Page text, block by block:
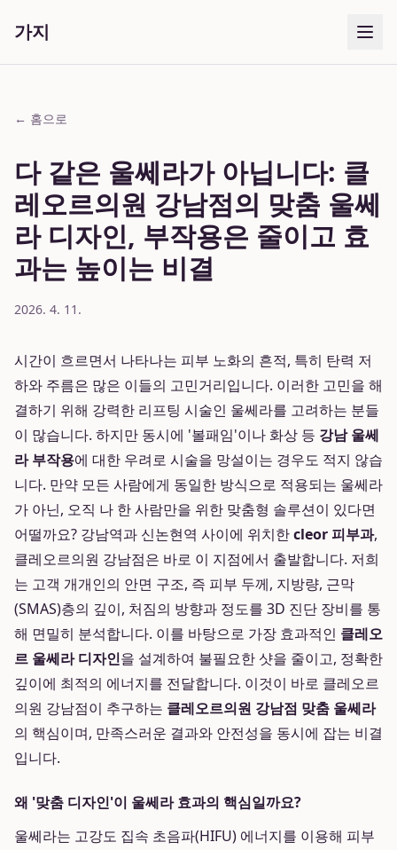
가지
← 홈으로
다 같은 울쎄라가 아닙니다: 클
레오르의원 강남점의 맞춤 울쎄
라 디자인, 부작용은 줄이고 효
과는 높이는 비결
2026. 4. 11.
시간이 흐르면서 나타나는 피부 노화의 흔적, 특히 탄력 저
하와 주름은 많은 이들의 고민거리입니다. 이러한 고민을 해
결하기 위해 강력한 리프팅 시술인 울쎄라를 고려하는 분들
이 많습니다. 하지만 동시에 '볼패임'이나 화상 등 강남 울쎄
라 부작용에 대한 우려로 시술을 망설이는 경우도 적지 않습
니다. 만약 모든 사람에게 동일한 방식으로 적용되는 울쎄라
가 아닌, 오직 나 한 사람만을 위한 맞춤형 솔루션이 있다면
어떨까요? 강남역과 신논현역 사이에 위치한cleor 피부과,
클레오르의원 강남점은 바로 이 지점에서 출발합니다. 저희
는 고객 개개인의 안면 구조, 즉 피부 두께, 지방량, 근막
(SMAS)층의 깊이, 처짐의 방향과 정도를 3D 진단 장비를 통
해 면밀히 분석합니다. 이를 바탕으로 가장 효과적인 클레오
르 울쎄라 디자인을 설계하여 불필요한 샷을 줄이고, 정확한
깊이에 최적의 에너지를 전달합니다. 이것이 바로 클레오르
의원 강남점이 추구하는 클레오르의원 강남점 맞춤 울쎄라
의 핵심이며, 만족스러운 결과와 안전성을 동시에 잡는 비결
입니다.
왜 '맞춤 디자인'이 울쎄라 효과의 핵심일까요?
울쎄라는 고강도 집속 초음파(HIFU) 에너지를 이용해 피부